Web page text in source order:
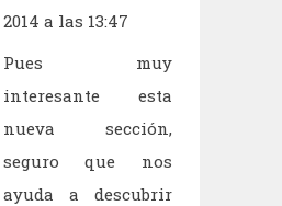
2014 a las 13:47
Pues muy
interesante esta
nueva sección,
seguro que nos
ayuda a descubrir